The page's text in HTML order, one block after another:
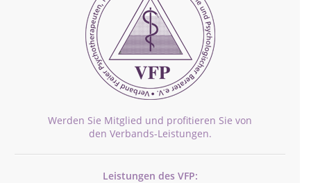
Werden Sie Mitglied und profitieren Sie von
den Verbands-Leistungen.
Leistungen des VFP: